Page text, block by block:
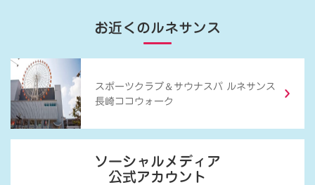
お近くのルネサンス
スポーツクラブ ＆ サウナスパ ルネサンス
長崎ココウォーク
ソーシャルメディア
公式アカウント